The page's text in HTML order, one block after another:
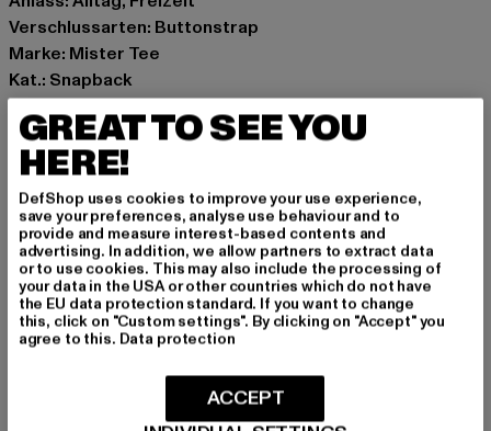
Verschlussarten: Buttonstrap
Marke: Mister Tee
Kat.: Snapback
Farbe: grau
Hersteller Farbe: darkgrey
Materialzusammensetzung: 100% Baumwolle
Hersteller: TB International GmbH |info@tbint.de
Dr.-Robert-Murjahn-Straße 7 | 64372 Ober-Ramstadt |
DE
PFLEGEHINWEISE
GREAT TO SEE YOU
HERE!
DefShop uses cookies to improve your use experience,
save your preferences, analyse use behaviour and to
provide and measure interest-based contents and
advertising. In addition, we allow partners to extract data
or to use cookies. This may also include the processing of
your data in the USA or other countries which do not have
the EU data protection standard. If you want to change
this, click on "Custom settings". By clicking on "Accept" you
agree to this. Data protection
ACCEPT